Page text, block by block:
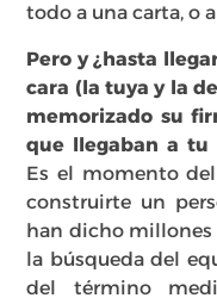
todo a una carta, o
Pero y ¿hasta
cara (la tuya y la
memorizado su
que llegaban a tu
Es el momento
construirte un
han dicho millones
la búsqueda del
del término